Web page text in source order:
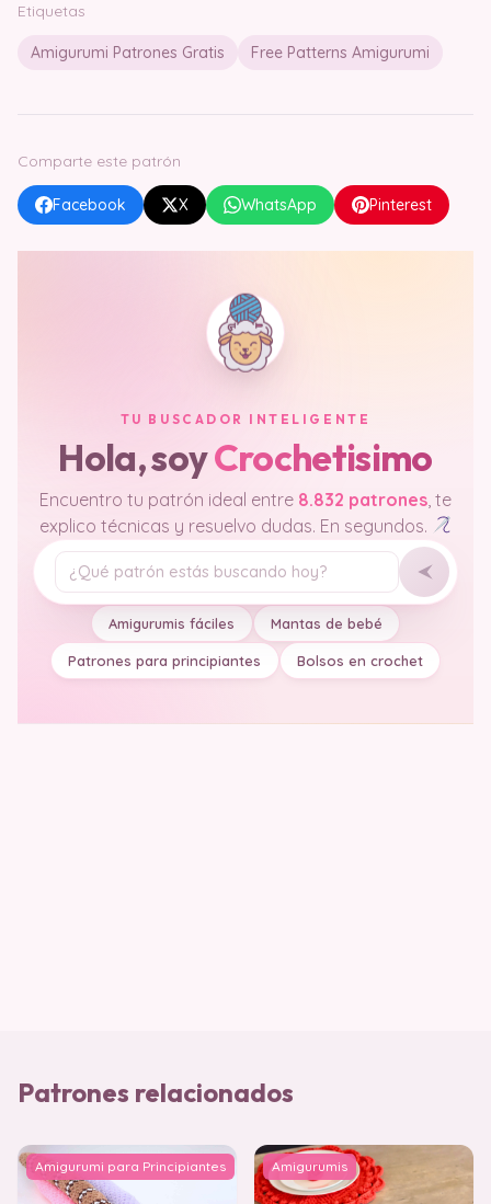
Etiquetas
Amigurumi Patrones Gratis Free Patterns Amigurumi
Comparte este patrón
Facebook X WhatsApp Pinterest
TU BUSCADOR INTELIGENTE
Hola, soyCrochetisimo
Encuentro tu patrón ideal entre 8.832 patrones , te
explico técnicas y resuelvo dudas. En segundos.
Tu pregunta
Amigurumis fáciles Mantas de bebé
Patrones para principiantes Bolsos en crochet
Patrones relacionados
Amigurumi para Principiantes Amigurumis